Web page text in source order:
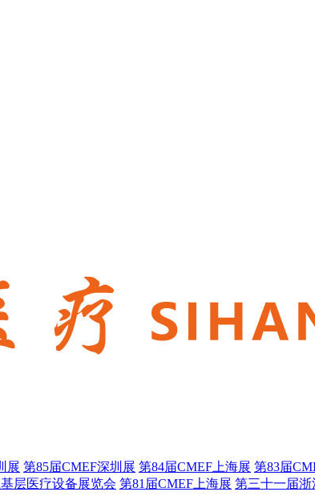
展 第85届CMEF深圳展 第84届CMEF上海展 第83届
层医疗设备展览会 第81届CMEF上海展 第三十一届